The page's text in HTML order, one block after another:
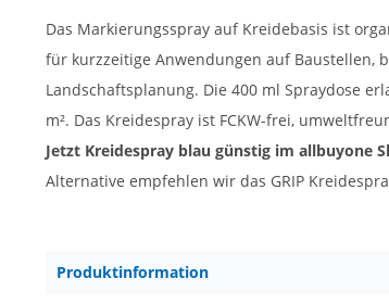
Das Markierungsspray auf Kreidebasis ist
für kurzzeitige Anwendungen auf Baustellen,
Landschaftsplanung. Die 400 ml Spraydose
m². Das Kreidespray ist FCKW-frei,
Jetzt Kreidespray blau günstig im allbuyone
Alternative empfehlen wir das GRIP
Produktinformation